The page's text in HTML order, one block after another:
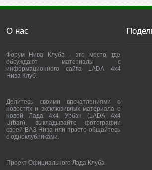
О нас
Форум Нива Клуба - это место, где
обсуждают материалы с
информационного сайта LADA 4x4
Нива Клуб.
Делитесь своими впечатлениями о
новостях и эксклюзивных материала о
новой Лада 4х4 Урбан (LADA 4x4
Urban), выкладывайте фотографии
своей ВАЗ Нива или просто общайтесь
с одноклубниками.
Проект Официального Лада Клуба